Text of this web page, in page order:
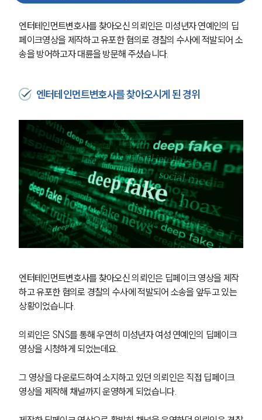
엔터테인먼트변호사를 찾아오신 의뢰인은 미성년자 연예인의 딥
페이크영상을 제작하고 유포한 혐의로 경찰의 수사에 적발되어 소
송을 방어하고자 대륜을 방문해 주셨습니다.
엔터테인먼트변호사를 찾아오시게 된 경위
엔터테인먼트변호사를 찾아오신 의뢰인은 딥페이크 영상을 제작
하고 유포한 혐의로 경찰의 수사에 적발되어 소송을 앞두고 있는
상황이었습니다.
의뢰인은 SNS를 통해 우연히 미성년자 여성 연예인의 딥페이크
영상을 시청하게 되었는데요.
그 영상을 다운로드하여 소지하고 있던 의뢰인은 직접 딥페이크
영상을 제작해 채널까지 운영하게 되었습니다.